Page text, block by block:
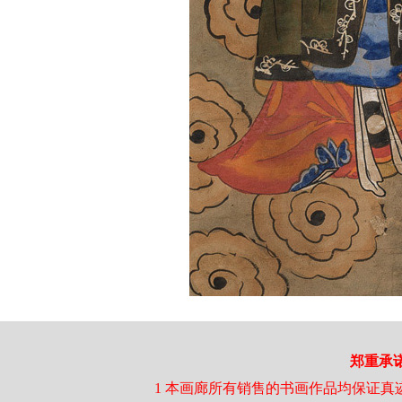
郑重承
1 本画廊所有销售的书画作品均保证真